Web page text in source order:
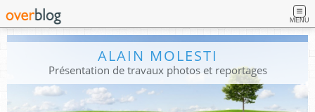
MENU
ALAIN MOLESTI
Présentation de travaux photos et reportages